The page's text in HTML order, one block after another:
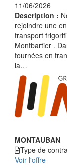
11/06/2026
Description :
rejoindre une
transport
Montbartier .
tournées en
la…
MONTAUBAN
Type de
Voir l'offre